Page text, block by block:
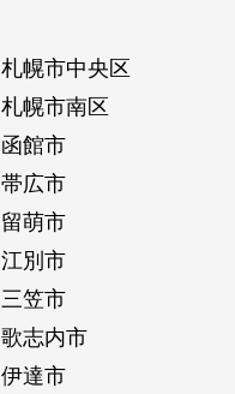
札幌市中央区
札幌市南区
函館市
帯広市
留萌市
江別市
三笠市
歌志内市
伊達市